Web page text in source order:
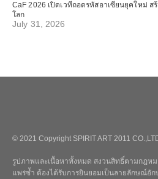
CaF 2026 เปิดเวทีถอดรหัสอาเซียนยุคใหม่
โลก
July 31, 2026
© 2021 Copyright SPIRIT ART 2011
รูปภาพและเนื้อหาทั้งหมด สงวนสิทธิ์ตามกฎหม
แพร่ซ้ำ ต้องได้รับการยินยอมเป็นลายลักษณ์อัก